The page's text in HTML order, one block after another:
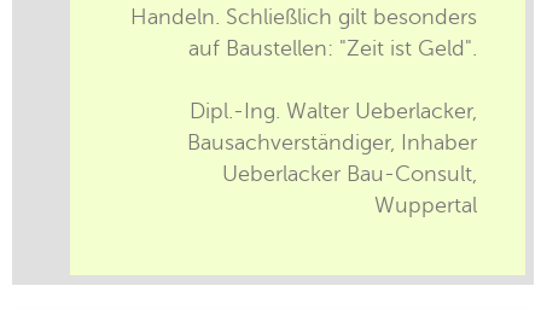
Handeln. Schließlich gilt besonders
auf Baustellen: "Zeit ist Geld".
Dipl.-Ing. Walter Ueberlacker,
Bausachverständiger, Inhaber
Ueberlacker Bau-Consult,
Wuppertal